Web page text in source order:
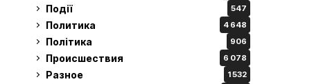
Події 547
Политика 4 648
Політика 906
Происшествия 6 078
Разное 1 532